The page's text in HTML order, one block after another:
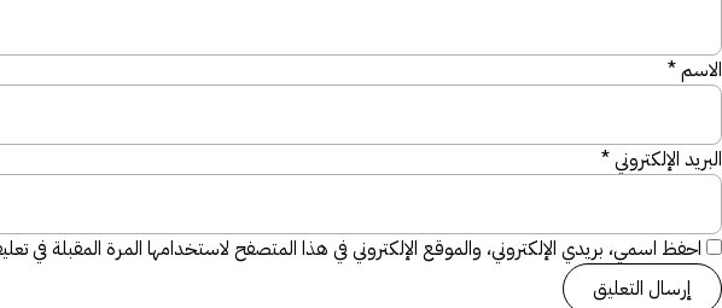
الاسم*
البريد الإلكتروني*
احفظ اسمي، بريدي الإلكتروني، والموقع الإلكتروني في هذا المتصفح لاستخدامها المرة المقبلة في